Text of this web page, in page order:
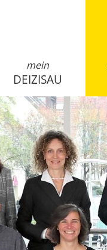
mein
DEIZISAU